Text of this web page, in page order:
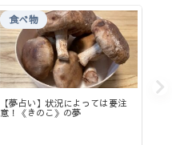
食べ物
【夢占い】状況によっては要注
意！《きのこ》の夢